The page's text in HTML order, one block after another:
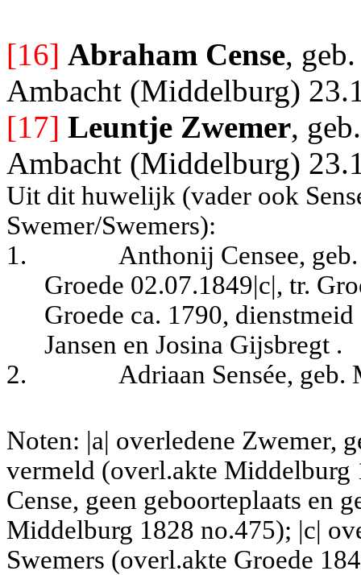
[16] Abraham Cense,
Ambacht (Middelburg)
[17] Leuntje Zwemer,
Ambacht (Middelburg)
Uit dit huwelijk (vader ook
Swemer/Swemers):
1.
Anthonij Censee,
Groede 02.07.1849|c|, tr.
Groede ca. 1790,
Jansen en Josina Gijsbregt .
2.
Adriaan Sensée,
Noten: |a| overledene Zwemer,
vermeld (overl.akte Middelburg
Cense, geen geboorteplaats en
Middelburg 1828 no.475); |c|
Swemers (overl.akte Groede